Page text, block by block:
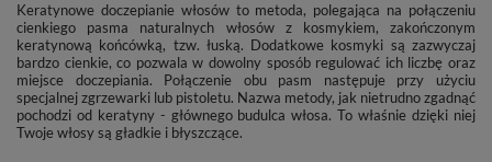
Keratynowe doczepianie włosów to metoda, polegająca na połączeniu
cienkiego pasma naturalnych włosów z kosmykiem, zakończonym
keratynową końcówką, tzw. łuską. Dodatkowe kosmyki są zazwyczaj
bardzo cienkie, co pozwala w dowolny sposób regulować ich liczbę oraz
miejsce doczepiania. Połączenie obu pasm następuje przy użyciu
specjalnej zgrzewarki lub pistoletu. Nazwa metody, jak nietrudno zgadnąć
pochodzi od keratyny - głównego budulca włosa. To właśnie dzięki niej
Twoje włosy są gładkie i błyszczące.